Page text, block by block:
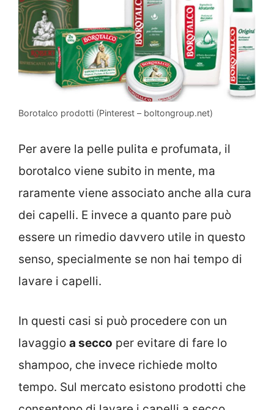
Borotalco prodotti (Pinterest – boltongroup.net)
Per avere la pelle pulita e profumata, il
borotalco viene subito in mente, ma
raramente viene associato anche alla cura
dei capelli. E invece a quanto pare può
essere un rimedio davvero utile in questo
senso, specialmente se non hai tempo di
lavare i capelli.
In questi casi si può procedere con un
lavaggio a secco per evitare di fare lo
shampoo, che invece richiede molto
tempo. Sul mercato esistono prodotti che